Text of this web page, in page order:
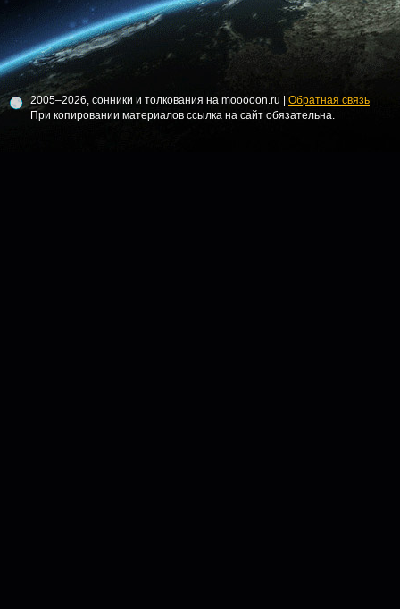
2005–2026, сонники и толкования на mooooon.ru | Обратная связь
При копировании материалов ссылка на сайт обязательна.